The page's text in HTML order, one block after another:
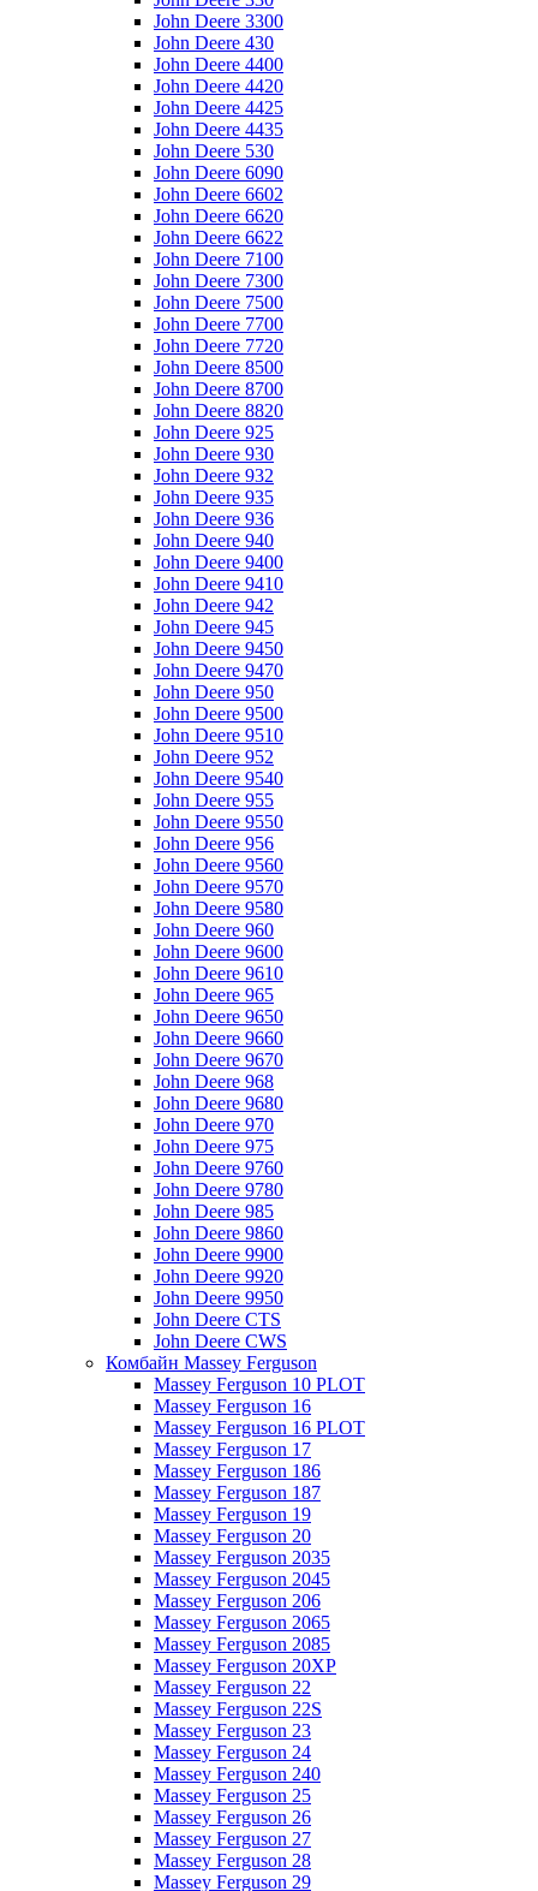
John Deere 3300
John Deere 430
John Deere 4400
John Deere 4420
John Deere 4425
John Deere 4435
John Deere 530
John Deere 6090
John Deere 6602
John Deere 6620
John Deere 6622
John Deere 7100
John Deere 7300
John Deere 7500
John Deere 7700
John Deere 7720
John Deere 8500
John Deere 8700
John Deere 8820
John Deere 925
John Deere 930
John Deere 932
John Deere 935
John Deere 936
John Deere 940
John Deere 9400
John Deere 9410
John Deere 942
John Deere 945
John Deere 9450
John Deere 9470
John Deere 950
John Deere 9500
John Deere 9510
John Deere 952
John Deere 9540
John Deere 955
John Deere 9550
John Deere 956
John Deere 9560
John Deere 9570
John Deere 9580
John Deere 960
John Deere 9600
John Deere 9610
John Deere 965
John Deere 9650
John Deere 9660
John Deere 9670
John Deere 968
John Deere 9680
John Deere 970
John Deere 975
John Deere 9760
John Deere 9780
John Deere 985
John Deere 9860
John Deere 9900
John Deere 9920
John Deere 9950
John Deere CTS
John Deere CWS
Комбайн Massey Ferguson
Massey Ferguson 10 PLOT
Massey Ferguson 16
Massey Ferguson 16 PLOT
Massey Ferguson 17
Massey Ferguson 186
Massey Ferguson 187
Massey Ferguson 19
Massey Ferguson 20
Massey Ferguson 2035
Massey Ferguson 2045
Massey Ferguson 206
Massey Ferguson 2065
Massey Ferguson 2085
Massey Ferguson 20XP
Massey Ferguson 22
Massey Ferguson 22S
Massey Ferguson 23
Massey Ferguson 24
Massey Ferguson 240
Massey Ferguson 25
Massey Ferguson 26
Massey Ferguson 27
Massey Ferguson 28
Massey Ferguson 29